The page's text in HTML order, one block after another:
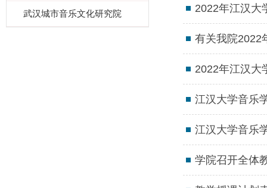
武汉城市音乐文化研究院 2022年江汉大
有关我院2022
2022年江汉大
江汉大学音乐
江汉大学音乐
学院召开全体